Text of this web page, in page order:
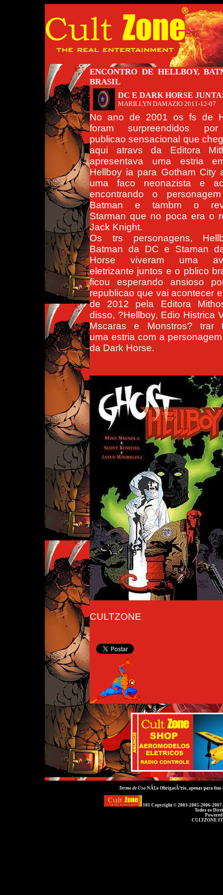
ENCONTRO DE HELLBOY,
BRASIL
DC E DARK HORSE
MARILLYN DAMAZIO 2011-12-07
No ano de 2001 os fs de
foram surpreendidos
publicao sensacional que
aqui atravs da Editora
apresentava uma estria
Hellboy ia para Gotham City
uma faco neonazista e
encontrando o
Batman e tambm o
Starman que no poca era o
Jack Knight.
Os trs personagens,
Batman da DC e Staman
Horse viveram uma
eletrizante juntos e o pblico
ficou esperando ansioso
republicao que vai acontecer
de 2012 pela Editora
disso, ?Hellboy, Edio Histrica
Mscaras e Monstros? trar
uma estria com a
da Dark Horse.
CULTZONE
Termo de UsoNÃ£o ObrigatÃ³rio, apenas para
101 Copyright © 2003-2005-2006-
Todos os
CULTZONE